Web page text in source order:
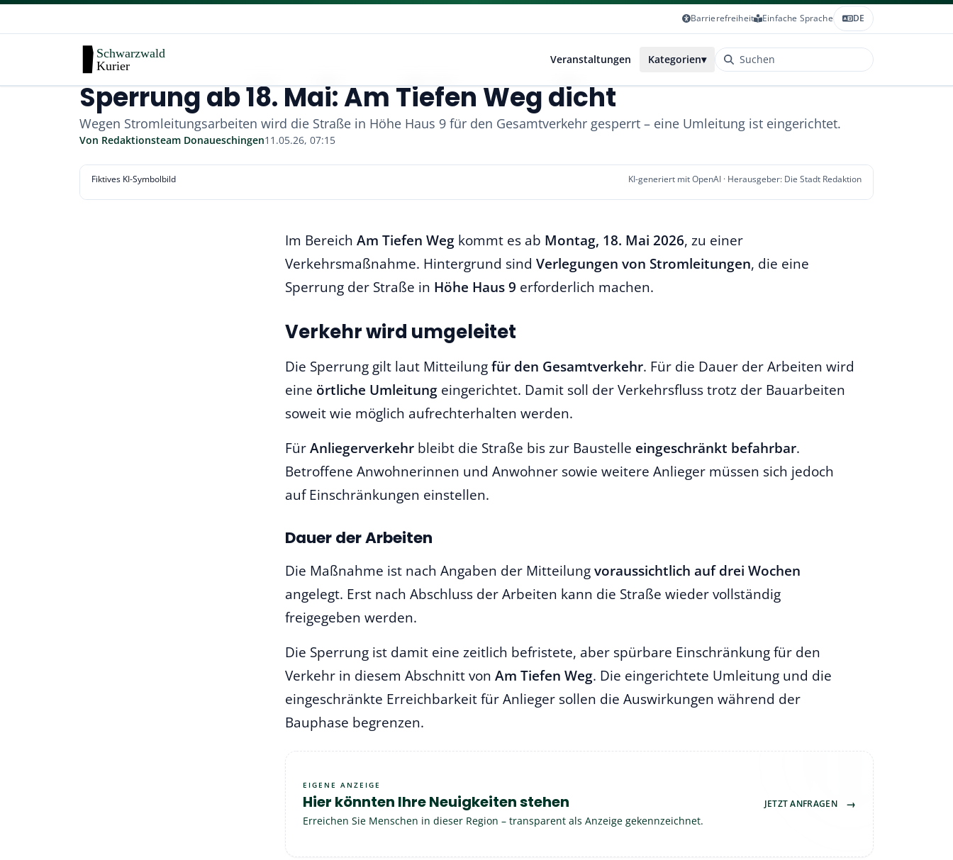
Barrierefreiheit Einfache Sprache DE
Veranstaltungen Kategorien▾
Sperrung ab 18. Mai: Am Tiefen Weg dicht
Wegen Stromleitungsarbeiten wird die Straße in Höhe Haus 9 für den Gesamtverkehr gesperrt – eine Umleitung ist eingerichtet.
Von Redaktionsteam Donaueschingen11.05.26, 07:15
Fiktives KI-Symbolbild KI-generiert mit OpenAI · Herausgeber: Die Stadt Redaktion
Im Bereich Am Tiefen Wegkommt es ab Montag, 18. Mai 2026, zu einer
Verkehrsmaßnahme. Hintergrund sind Verlegungen von Stromleitungen, die eine
Sperrung der Straße in Höhe Haus 9 erforderlich machen.
Verkehr wird umgeleitet
Die Sperrung gilt laut Mitteilung für den Gesamtverkehr. Für die Dauer der Arbeiten wird
eine örtliche Umleitungeingerichtet. Damit soll der Verkehrsfluss trotz der Bauarbeiten
soweit wie möglich aufrechterhalten werden.
Für Anliegerverkehrbleibt die Straße bis zur Baustelle eingeschränkt befahrbar.
Betroffene Anwohnerinnen und Anwohner sowie weitere Anlieger müssen sich jedoch
auf Einschränkungen einstellen.
Dauer der Arbeiten
Die Maßnahme ist nach Angaben der Mitteilung voraussichtlich auf drei Wochen
angelegt. Erst nach Abschluss der Arbeiten kann die Straße wieder vollständig
freigegeben werden.
Die Sperrung ist damit eine zeitlich befristete, aber spürbare Einschränkung für den
Verkehr in diesem Abschnitt von Am Tiefen Weg. Die eingerichtete Umleitung und die
eingeschränkte Erreichbarkeit für Anlieger sollen die Auswirkungen während der
Bauphase begrenzen.
EIGENE ANZEIGE
Hier könnten Ihre Neuigkeiten stehen
Erreichen Sie Menschen in dieser Region – transparent als Anzeige gekennzeichnet.
JETZT ANFRAGEN →